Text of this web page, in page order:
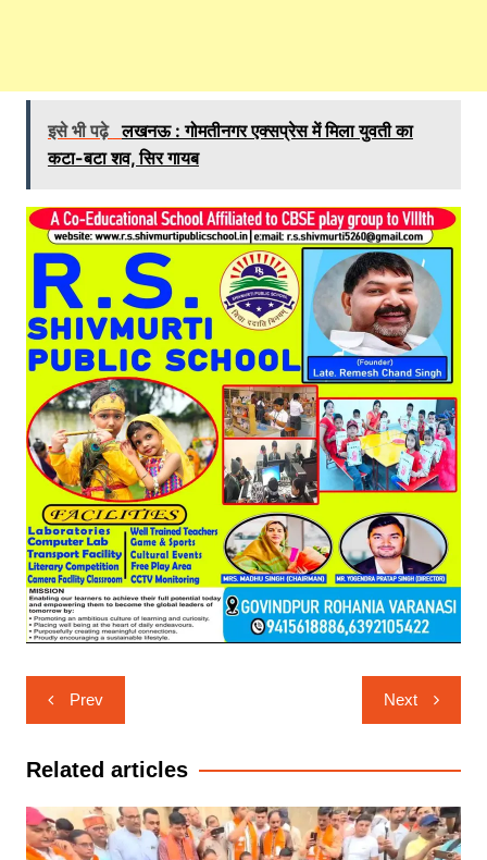
इसे भी पढ़े लखनऊ : गोमतीनगर एक्सप्रेस में मिला युवती का
कटा-बटा शव, सिर गायब
Post
navigation
Prev Next
Related articles